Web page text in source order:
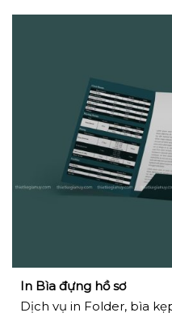
In Bìa đựng hồ sơ
Dịch vụ in Folder, bìa